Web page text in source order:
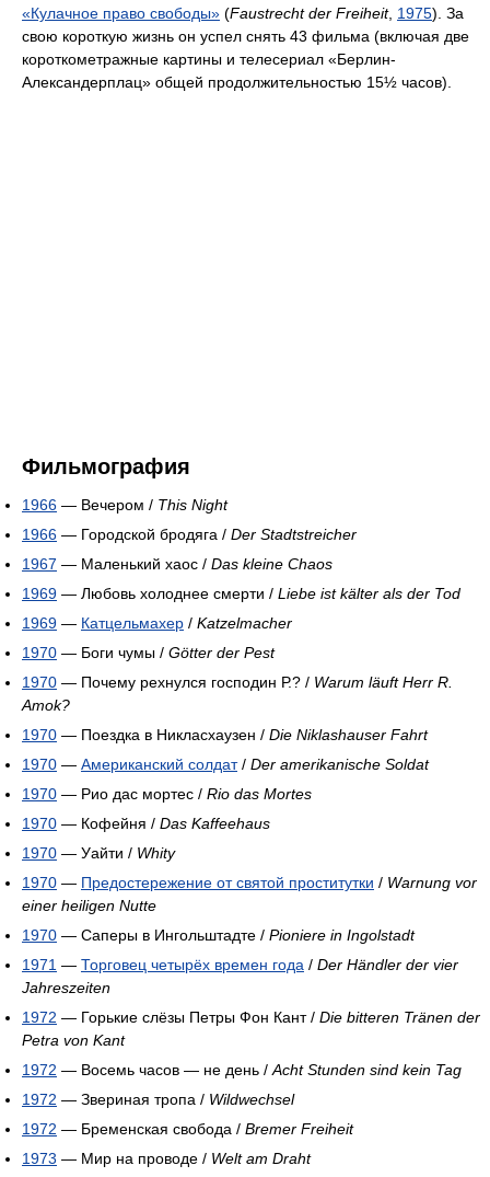
«Кулачное право свободы» (Faustrecht der Freiheit, 1975). За
свою короткую жизнь он успел снять 43 фильма (включая две
короткометражные картины и телесериал «Берлин-
Александерплац» общей продолжительностью 15½ часов).
Фильмография
1966 — Вечером / This Night
1966 — Городской бродяга / Der Stadtstreicher
1967 — Маленький хаос / Das kleine Chaos
1969 — Любовь холоднее смерти / Liebe ist kälter als der Tod
1969 — Катцельмахер / Katzelmacher
1970 — Боги чумы / Götter der Pest
1970 — Почему рехнулся господин Р.? / Warum läuft Herr R.
Amok?
1970 — Поездка в Никласхаузен / Die Niklashauser Fahrt
1970 — Американский солдат/ Der аmerikanische Soldat
1970 — Рио дас мортес / Rio das Mortes
1970 — Кофейня / Das Kaffeehaus
1970 — Уайти / Whity
1970 — Предостережение от святой проститутки / Warnung vor
einer heiligen Nutte
1970 — Саперы в Ингольштадте / Pioniere in Ingolstadt
1971 — Торговец четырёх времен года / Der Händler der vier
Jahreszeiten
1972 — Горькие слёзы Петры Фон Кант / Die bitteren Tränen der
Petra von Kant
1972 — Восемь часов — не день / Acht Stunden sind kein Tag
1972 — Звериная тропа / Wildwechsel
1972 — Бременская свобода / Bremer Freiheit
1973 — Мир на проводе / Welt am Draht